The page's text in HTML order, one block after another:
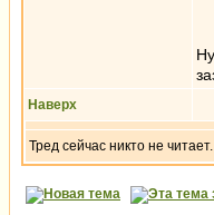
Наверх
Тред сейчас никто не читает.